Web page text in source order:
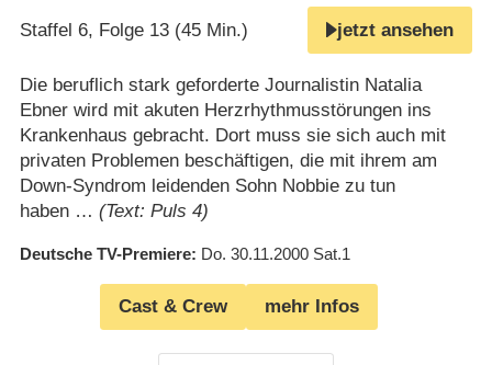
Staffel 6, Folge 13 (45 Min.) jetzt ansehen
Die beruflich stark geforderte Journalistin Natalia
Ebner wird mit akuten Herzrhythmusstörungen ins
Krankenhaus gebracht. Dort muss sie sich auch mit
privaten Problemen beschäftigen, die mit ihrem am
Down-Syndrom leidenden Sohn Nobbie zu tun
haben … (Text: Puls 4)
Deutsche TV-Premiere Do. 30.11.2000 Sat.1
Cast & Crew mehr Infos